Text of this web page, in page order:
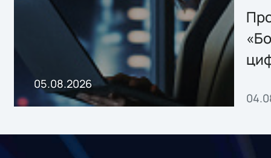
Storage 2.x для
хранения данных
05.08.2026